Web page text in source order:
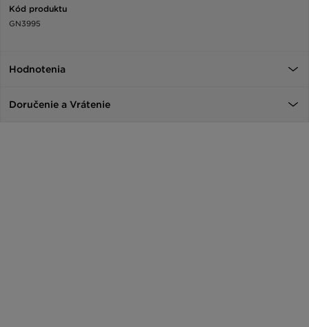
Kód produktu
GN3995
Hodnotenia
Doručenie a Vrátenie